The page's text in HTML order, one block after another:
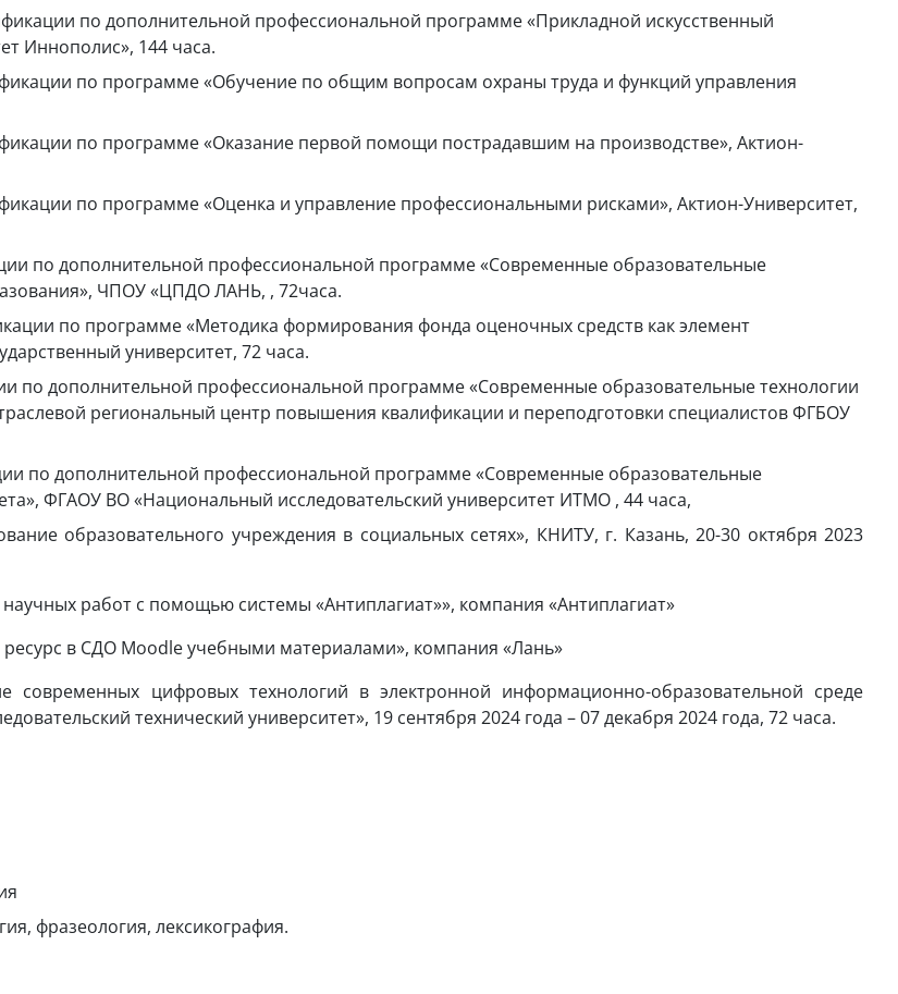
по дополнительной профессиональной программе «Прикладной искусственный
Иннополис», 144 часа.
по программе «Обучение по общим вопросам охраны труда и функций управления
по программе «Оказание первой помощи пострадавшим на производстве», Актион-
по программе «Оценка и управление профессиональными рисками», Актион-Университет,
по дополнительной профессиональной программе «Современные образовательные
ЧПОУ «ЦПДО ЛАНЬ, , 72часа.
по программе «Методика формирования фонда оценочных средств как элемент
университет, 72 часа.
по дополнительной профессиональной программе «Современные образовательные технологии
региональный центр повышения квалификации и переподготовки специалистов ФГБОУ
по дополнительной профессиональной программе «Современные образовательные
ФГАОУ ВО «Национальный исследовательский университет ИТМО , 44 часа,
образовательного учреждения в социальных сетях», КНИТУ, г. Казань, 20-30 октября 2023
работ с помощью системы «Антиплагиат»», компания «Антиплагиат»
в СДО Moodleучебными материалами», компания «Лань»
цифровых технологий в электронной информационно-образовательной среде
технический университет», 19 сентября 2024 года – 07 декабря 2024 года, 72 часа.
фразеология, лексикография.